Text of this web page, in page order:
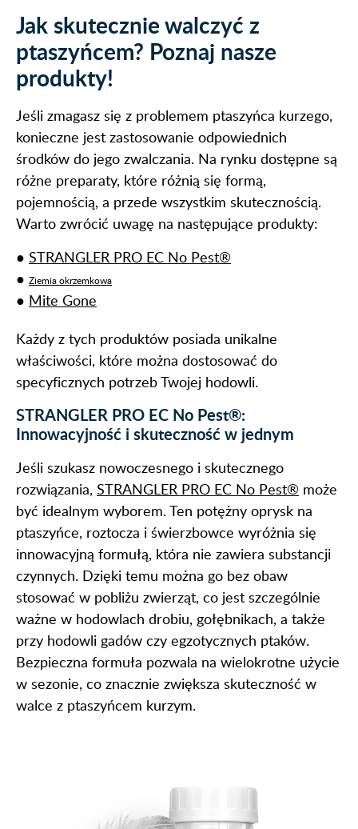
Jak skutecznie walczyć z
ptaszyńcem? Poznaj nasze
produkty!
Jeśli zmagasz się z problemem ptaszyńca kurzego,
konieczne jest zastosowanie odpowiednich
środków do jego zwalczania. Na rynku dostępne są
różne preparaty, które różnią się formą,
pojemnością, a przede wszystkim skutecznością.
Warto zwrócić uwagę na następujące produkty:
● STRANGLER PRO EC No Pest®
● Ziemia okrzemkowa
● Mite Gone
Każdy z tych produktów posiada unikalne
właściwości, które można dostosować do
specyficznych potrzeb Twojej hodowli.
STRANGLER PRO EC No Pest®:
Innowacyjność i skuteczność w jednym
Jeśli szukasz nowoczesnego i skutecznego
rozwiązania, STRANGLER PRO EC No Pest® może
być idealnym wyborem. Ten potężny oprysk na
ptaszyńce, roztocza i świerzbowce wyróżnia się
innowacyjną formułą, która nie zawiera substancji
czynnych. Dzięki temu można go bez obaw
stosować w pobliżu zwierząt, co jest szczególnie
ważne w hodowlach drobiu, gołębnikach, a także
przy hodowli gadów czy egzotycznych ptaków.
Bezpieczna formuła pozwala na wielokrotne użycie
w sezonie, co znacznie zwiększa skuteczność w
walce z ptaszyńcem kurzym.